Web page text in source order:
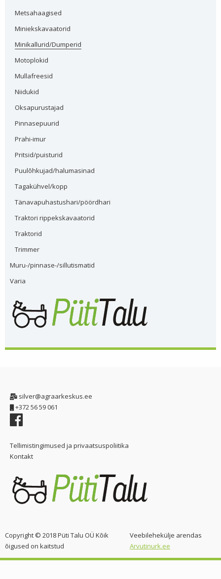
Metsahaagised
Miniekskavaatorid
Minikallurid/Dumperid
Motoplokid
Mullafreesid
Niidukid
Oksapurustajad
Pinnasepuurid
Prahi-imur
Pritsid/puisturid
Puulõhkujad/halumasinad
Tagakühvel/kopp
Tänavapuhastushari/pöördhari
Traktori rippekskavaatorid
Traktorid
Trimmer
Muru-/pinnase-/sillutismatid
Varia
silver@agraarkeskus.ee
+372 56 59 061
Tellimistingimused ja privaatsuspoliitika
Kontakt
Copyright © 2018 Püti Talu OÜ Kõik
õigused on kaitstud
Veebilehekülje arendas
Arvutinurk.ee